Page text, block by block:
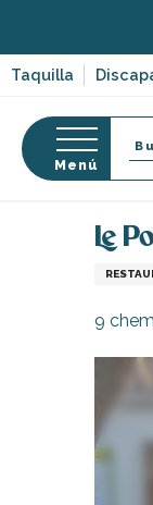
contenu
principal
Taquilla
sur-
Menú
Página
Le
9